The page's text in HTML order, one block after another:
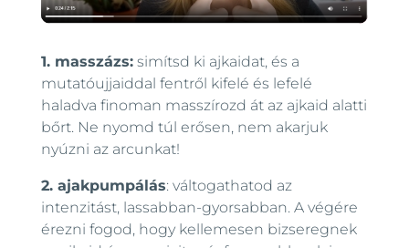
1. masszázs:simítsd ki ajkaidat, és a
mutatóujjaiddal fentről kifelé és lefelé
haladva finoman masszírozd át az ajkaid alatti
bőrt. Ne nyomd túl erősen, nem akarjuk
nyúzni az arcunkat!
2. ajakpumpálás: váltogathatod az
intenzitást, lassabban-gyorsabban. A végére
érezni fogod, hogy kellemesen bizseregnek